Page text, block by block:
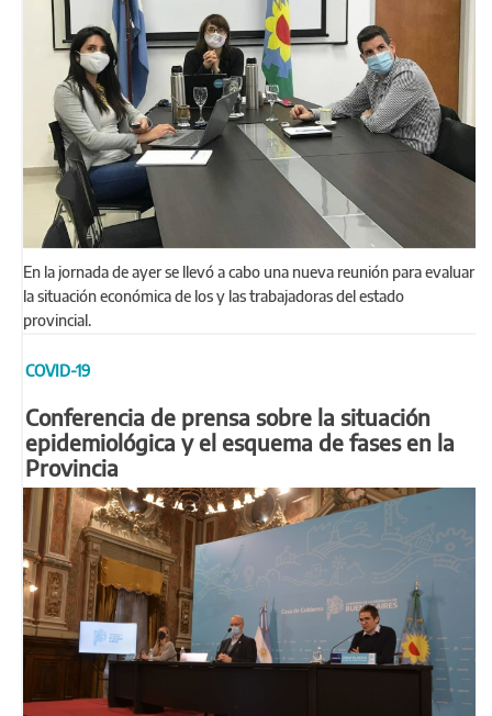
En la jornada de ayer se llevó a cabo una nueva reunión para evaluar
la situación económica de los y las trabajadoras del estado
provincial.
COVID-19
Conferencia de prensa sobre la situación
epidemiológica y el esquema de fases en la
Provincia